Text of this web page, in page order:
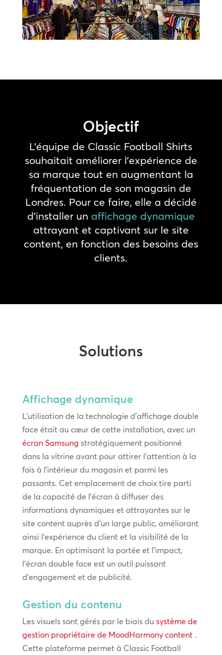
Objectif
L’équipe de Classic Football Shirts
souhaitait améliorer l’expérience de
sa marque tout en augmentant la
fréquentation de son magasin de
Londres. Pour ce faire, elle a décidé
d’installer un affichage dynamique
attrayant et captivant sur le site
content, en fonction des besoins des
clients.
Solutions
Affichage dynamique
L’utilisation de la technologie d’affichage double
face était au cœur de cette installation, avec un
écran Samsung stratégiquement positionné
dans la vitrine avant pour attirer l’attention à la
fois à l’intérieur du magasin et parmi les
passants. Cet emplacement de choix tire parti
de la capacité de l’écran à diffuser des
informations dynamiques et attrayantes sur le
site content auprès d’un large public, améliorant
ainsi l’expérience du client et la visibilité de la
marque. En optimisant la portée et l’impact,
l’écran double face est un outil puissant
d’engagement et de publicité.
Gestion du contenu
Les visuels sont gérés par le biais du système de
gestion propriétaire de MoodHarmony content .
Cette plateforme permet à Classic Football